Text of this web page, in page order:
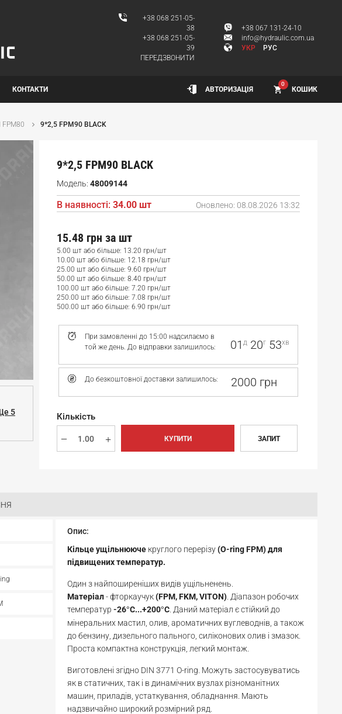
+38 068 251-05-
38
+38 068 251-05-
39
ПЕРЕДЗВОНИТИ
+38 067 131-24-10
info@hydraulic.com.ua
УКР
РУС
КОНТАКТИ АВТОРИЗАЦІЯ КОШИК
0
9*2,5 FPM90 BLACK
5
9*2,5 FPM90 BLACK
Модель: 48009144
В наявності: 34.00 шт Оновлено: 08.08.2026 13:32
При замовленні до 15:00 надсилаємо в
той же день. До відправки залишилось:
01д 20г 53хв
До безкоштовної доставки залишилось: 2000 грн
15.48 грн за шт
5.00 шт або більше: 13.20 грн/шт
10.00 шт або більше: 12.18 грн/шт
25.00 шт або більше: 9.60 грн/шт
50.00 шт або більше: 8.40 грн/шт
100.00 шт або більше: 7.20 грн/шт
250.00 шт або більше: 7.08 грн/шт
500.00 шт або більше: 6.90 грн/шт
Кількість
КУПИТИ ЗАПИТ
Опис:
Кільцеущільнююче круглого перерізу(O-ring FPM) для
підвищених температур.
Один з найпоширеніших видів ущільненень.
Матеріал- фторкаучук(FPM, FKM, VITON) . Діапазон робочих
температур -26°С...+200°С . Даний матеріал є стійкий до
мінеральних мастил, олив, ароматичних вуглеводнів, а також
до бензину, дизельного пального, силіконових олив і змазок.
Проста компактна конструкція, легкий монтаж.
Виготовлені згідно DIN 3771 O-ring. Можуть застосувуватись
як в статичних, так і в динамічних вузлах різноманітних
машин, приладів, устаткування, обладнання. Мають
надзвичайно широкий розмірний ряд.